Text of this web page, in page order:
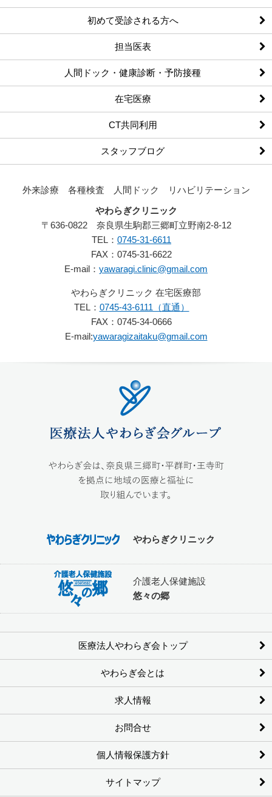
初めて受診される方へ
担当医表
人間ドック・健康診断・予防接種
在宅医療
CT共同利用
スタッフブログ
外来診療 各種検査
人間ドック リハビリテーション
やわらぎクリニック
〒 636-0822 奈良県生駒郡三郷町立野南2-8-12
TEL： 0745-31-6611
FAX： 0745-31-6622
E-mail： yawaragi.clinic@gmail.com
やわらぎクリニック 在宅医療部
TEL： 0745-43-6111（直通）
FAX： 0745-34-0666
E-mail:yawaragizaitaku@gmail.com
やわらぎクリニック
介護老人保健施設
悠々の郷
医療法人やわらぎ会トップ
やわらぎ会とは
求人情報
お問合せ
個人情報保護方針
サイトマップ